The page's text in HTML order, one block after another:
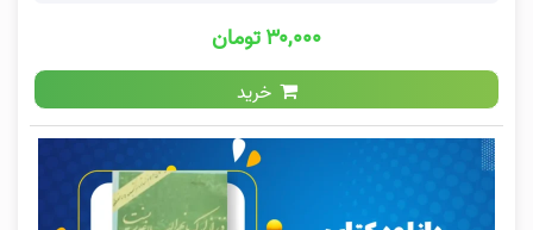
۳۰,۰۰۰ تومان
خرید